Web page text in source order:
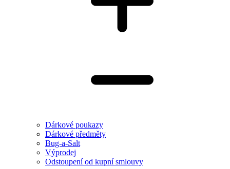
Dárkové poukazy
Dárkové předměty
Bug-a-Salt
Výprodej
Odstoupení od kupní smlouvy